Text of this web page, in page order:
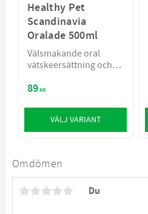
Omdömen
Du
Healthy Pet
Scandinavia
Oralade 500ml
Välsmakande oral
vätskeersättning och
89KR
VÄLJ VARIANT